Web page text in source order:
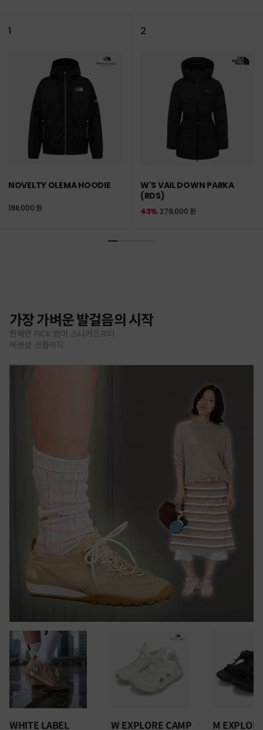
1
NOVELTY OLEMA HOODIE
198,000 원
2
W'S VAIL DOWN PARKA
(RDS)
279,000 원
43%
가장 가벼운 발걸음의 시작
한혜연 PICK 썸머 스니커즈부터
에센셜 샌들까지
WHITE LABEL
W EXPLORE CAMP
M